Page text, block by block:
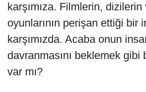
karşımıza. Filmlerin,
oyunlarının perişan ettiği bir
karşımızda. Acaba onun
davranmasını beklemek gibi
var mı?